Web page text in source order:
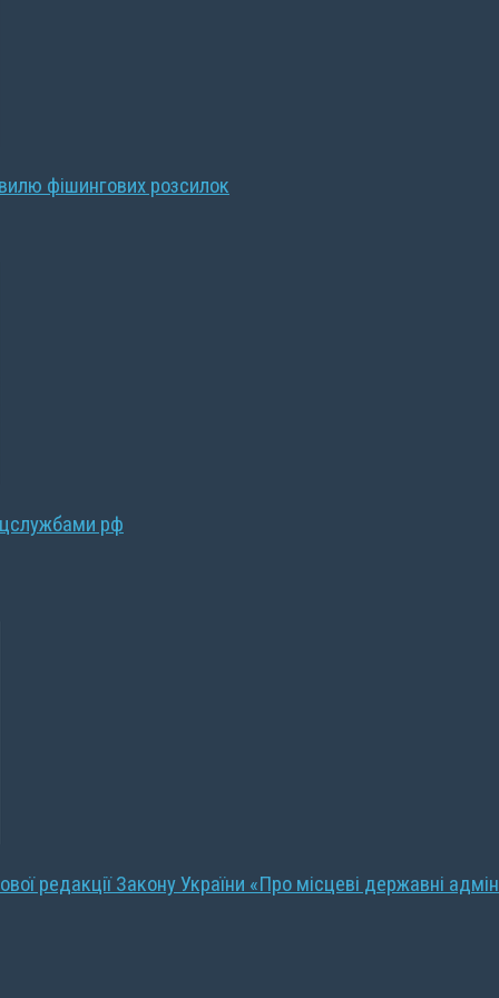
фішингових розсилок
рф
редакції Закону України «Про місцеві державні